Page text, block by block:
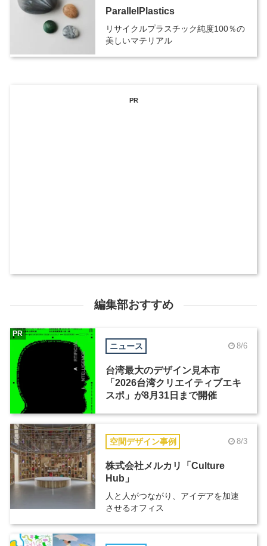
ParallelPlastics
リサイクルプラスチック純度100％の
美しいマテリアル
PR
編集部おすすめ
ニュース 8/6
台湾最大のデザイン見本市
「2026台湾クリエイティブエキ
スポ」が8月31日まで開催
PR
空間デザイン事例 8/3
株式会社メルカリ「Culture
Hub」
人と人がつながり、アイデアを加速
させるオフィス